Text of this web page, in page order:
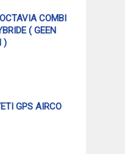
COMBI
( GEEN
)
GPS AIRCO